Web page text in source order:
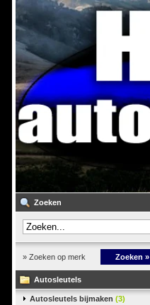
Zoeken
» Zoeken op merk Zoeken »
Autosleutels
Autosleutels bijmaken (3)